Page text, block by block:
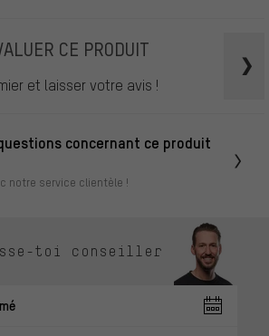
CE PRODUIT
et laisser votre avis !
concernant ce produit
notre service clientèle !
toi conseiller